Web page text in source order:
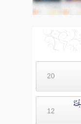
20
12